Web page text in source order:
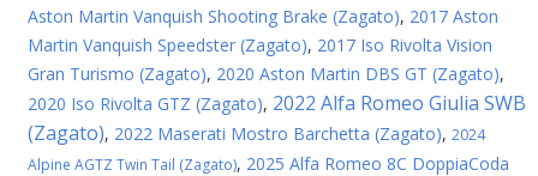
Aston Martin Vanquish Shooting Brake (Zagato), 2017 Aston
Martin Vanquish Speedster (Zagato), 2017 Iso Rivolta Vision
Gran Turismo (Zagato), 2020 Aston Martin DBS GT (Zagato),
2020 Iso Rivolta GTZ (Zagato), 2022 Alfa Romeo Giulia SWB
(Zagato), 2022 Maserati Mostro Barchetta (Zagato), 2024
Alpine AGTZ Twin Tail (Zagato), 2025 Alfa Romeo 8C DoppiaCoda